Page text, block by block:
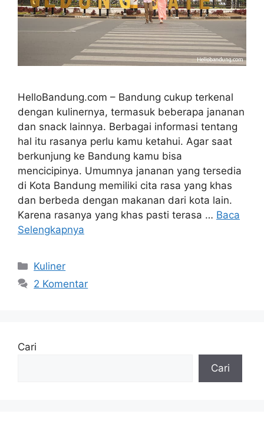
HelloBandung.com – Bandung cukup terkenal
dengan kulinernya, termasuk beberapa jananan
dan snack lainnya. Berbagai informasi tentang
hal itu rasanya perlu kamu ketahui. Agar saat
berkunjung ke Bandung kamu bisa
mencicipinya. Umumnya jananan yang tersedia
di Kota Bandung memiliki cita rasa yang khas
dan berbeda dengan makanan dari kota lain.
Karena rasanya yang khas pasti terasa … Baca
Selengkapnya
Kategori
Kuliner
2 Komentar
Cari
Cari